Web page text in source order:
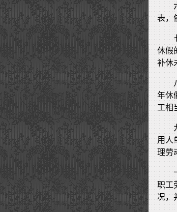
表，
休假
补休
年休
工相
用人
理劳
职工
况，